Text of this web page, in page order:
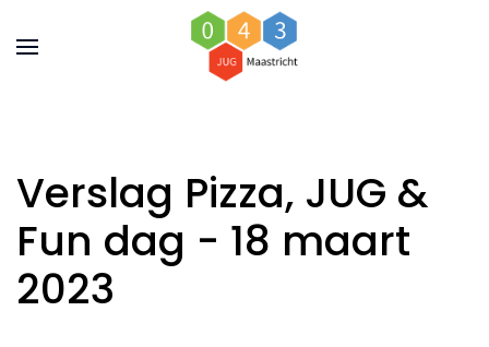
Verslag Pizza, JUG &
Fun dag - 18 maart
2023